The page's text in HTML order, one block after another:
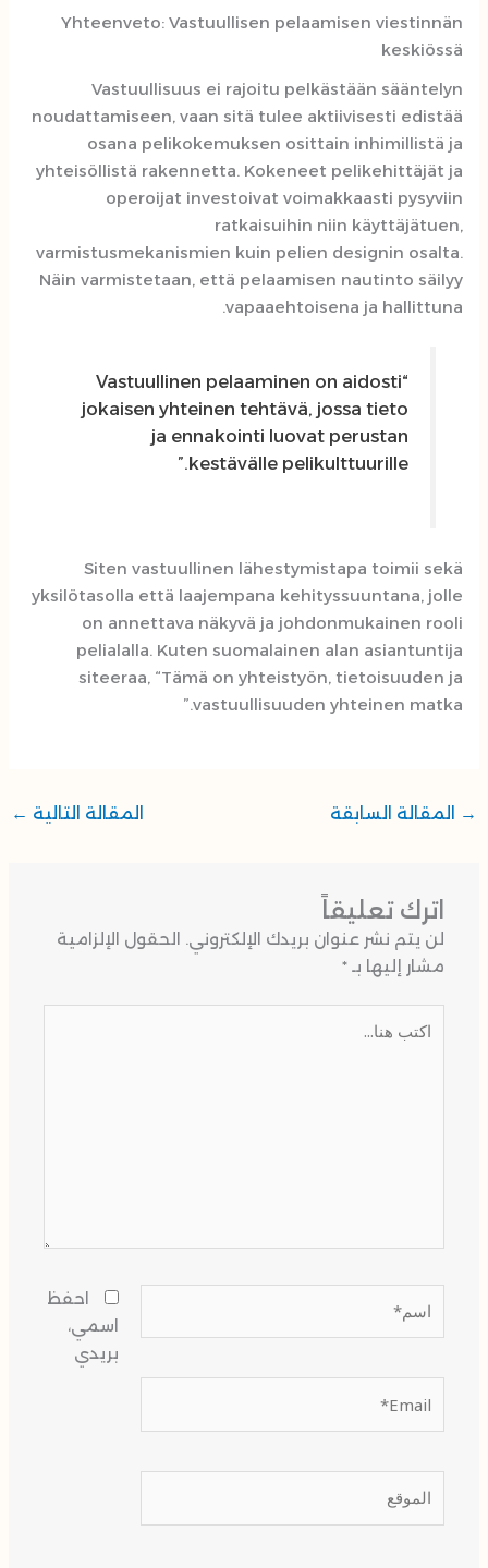
Yhteenveto: Vastuullisen pelaamisen viestinnän
keskiössä
Vastuullisuus ei rajoitu pelkästään sääntelyn
noudattamiseen, vaan sitä tulee aktiivisesti edistää
osana pelikokemuksen osittain inhimillistä ja
yhteisöllistä rakennetta. Kokeneet pelikehittäjät ja
operoijat investoivat voimakkaasti pysyviin
ratkaisuihin niin käyttäjätuen,
varmistusmekanismien kuin pelien designin osalta.
Näin varmistetaan, että pelaamisen nautinto säilyy
vapaaehtoisena ja hallittuna.
“Vastuullinen pelaaminen on aidosti
jokaisen yhteinen tehtävä, jossa tieto
ja ennakointi luovat perustan
kestävälle pelikulttuurille.”
Siten vastuullinen lähestymistapa toimii sekä
yksilötasolla että laajempana kehityssuuntana, jolle
on annettava näkyvä ja johdonmukainen rooli
pelialalla. Kuten suomalainen alan asiantuntija
siteeraa, “Tämä on yhteistyön, tietoisuuden ja
vastuullisuuden yhteinen matka.”
→ المقالة السابقة المقالة التالية ←
اترك تعليقاً
لن يتم نشر عنوان بريدك الإلكتروني. الحقول الإلزامية
مشار إليها بـ*
هنا...
احفظ
اسمي،
بريدي